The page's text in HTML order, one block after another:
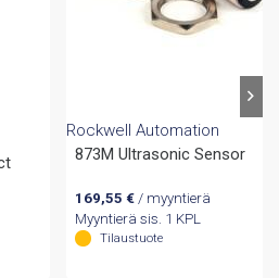
Rockwell Automation
873M Ultrasonic Sensor
169,55 € / myyntierä
Myyntierä sis. 1 KPL
Tilaustuote